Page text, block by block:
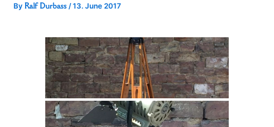
ByRalf Durbass/13. June 2017